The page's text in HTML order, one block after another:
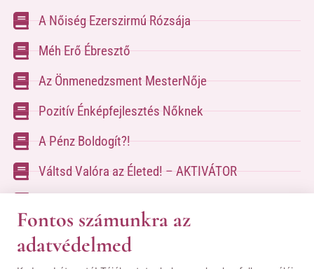
A Nőiség Ezerszirmú Rózsája
Méh Erő Ébresztő
Az Önmenedzsment MesterNője
Pozitív Énképfejlesztés Nőknek
A Pénz Boldogít?!
Váltsd Valóra az Életed! – AKTIVÁTOR
A kapcsolatfelvételhez kérlek tölsd ki az űrlapot
Fontos számunkra az
adatvédelmed